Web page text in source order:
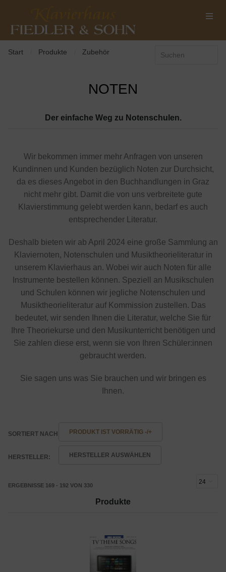
Start Produkte Zubehör
NOTEN
Der einfache Weg zu Notenschulen.
Wir bekommen immer mehr Anfragen von unseren
Kundinnen und Kunden bezüglich Noten zur Durchsicht,
da es dieses Angebot in den Buchhandlungen in Graz
nicht mehr gibt. Damit die von uns verbreitete gute
Klavierstimmung gelebt werden kann, bedarf es auch
entsprechender Literatur.
Deshalb bieten wir ab April 2024 eine große Sammlung an
Klaviernoten, Notenschulen und Musiktheorieliteratur in
unserem Klavierhaus an. Wobei wir auch Noten für alle
Instrumente bestellen können. Speziell an Musikschulen
und Schulen können wir jegliche Notenschulen und
Musiktheorieliteratur auf Kommission zustellen. Das
bedeutet, wir senden Ihnen die Literatur, welche Sie für
Ihre Theoriekurse und den Musikunterricht benötigen und
Sie zahlen diese erst, wenn sie von Ihren Schüler:innen
gebraucht werden.
Sie sagen uns was Sie brauchen und wir bringen es
Ihnen.
SORTIERT NACH PRODUKT IST VORRÄTIG -/+
HERSTELLER: HERSTELLER AUSWÄHLEN
ERGEBNISSE 169 - 192 VON 330
Produkte